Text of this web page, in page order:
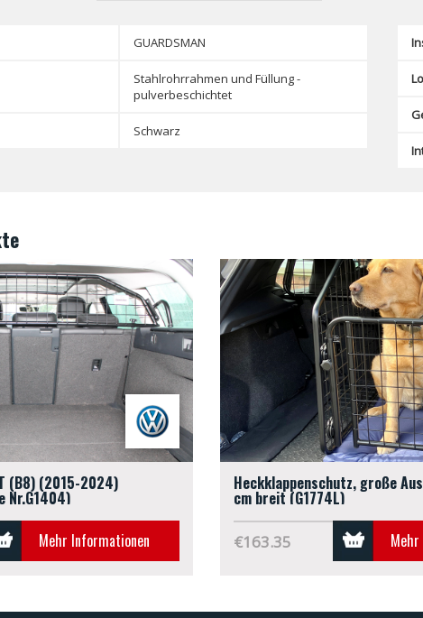
GUARDSMAN
Stahlrohrrahmen und Füllung -
pulverbeschichtet
Schwarz
(B8) (2015-2024)
Nr.G1404)
Mehr Informationen
Heckklappenschutz, große
cm breit (G1774L)
€163.35